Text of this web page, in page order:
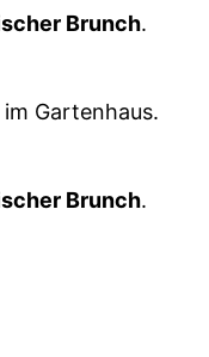
Brunch.
im Gartenhaus.
Brunch.